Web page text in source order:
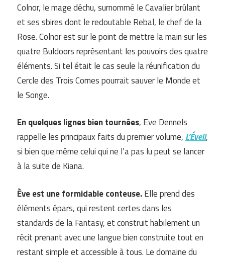
Colnor, le mage déchu, surnommé le Cavalier brûlant
et ses sbires dont le redoutable Rebal, le chef de la
Rose. Colnor est sur le point de mettre la main sur les
quatre Buldoors représentant les pouvoirs des quatre
éléments. Si tel était le cas seule la réunification du
Cercle des Trois Cornes pourrait sauver le Monde et
le Songe.
En quelques lignes bien tournées, Eve Dennels
rappelle les principaux faits du premier volume, L’Éveil,
si bien que même celui qui ne l’a pas lu peut se lancer
à la suite de Kiana.
Ève est une formidable conteuse.Elle prend des
éléments épars, qui restent certes dans les
standards de la Fantasy, et construit habilement un
récit prenant avec une langue bien construite tout en
restant simple et accessible à tous. Le domaine du